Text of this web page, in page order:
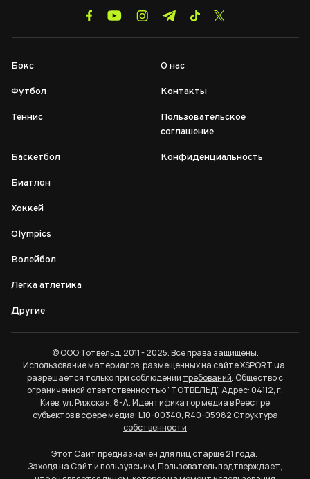
Бокс
Футбол
Теннис
Баскетбол
Биатлон
Хоккей
Olympics
Волейбол
Легка атлетика
Другие
О нас
Контакты
Пользовательское
соглашение
Конфиденциальность
© ООО Тотвельд, 2011 - 2025. Все права защищены.
Использование материалов, размещенных на сайте XSPORT.ua,
разрешается только при соблюдении требований. Общество с
ограниченной ответственностью "ТОТВЕЛЬД". Адрес: 04112, г.
Киев, ул. Рижская, 8-А. Идентификатор медиа в Реестре
субъектов в сфере медиа: L10-00340, R40-05982Структура
собственности
Этот Сайт предназначен для лиц старше 21 года.
Заходя на Сайт и пользуясь им, Пользователь подтверждает,